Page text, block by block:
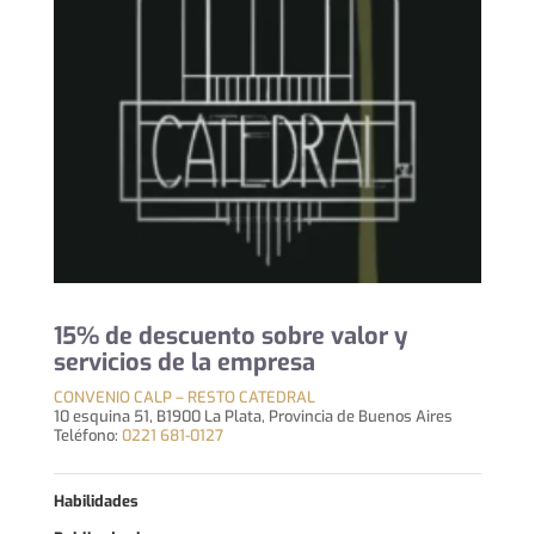
15% de descuento sobre valor y
servicios de la empresa
CONVENIO CALP – RESTO CATEDRAL
10 esquina 51, B1900 La Plata, Provincia de Buenos Aires
Teléfono: 0221 681-0127
Habilidades